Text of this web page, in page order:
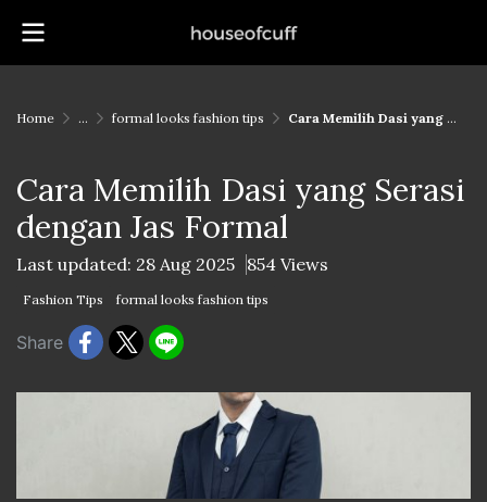
Home ... formal looks fashion tips Cara Memilih Dasi yang Serasi dengan Jas Formal
Cara Memilih Dasi yang Serasi
dengan Jas Formal
Last updated: 28 Aug 2025 854 Views
Fashion Tips formal looks fashion tips
Share